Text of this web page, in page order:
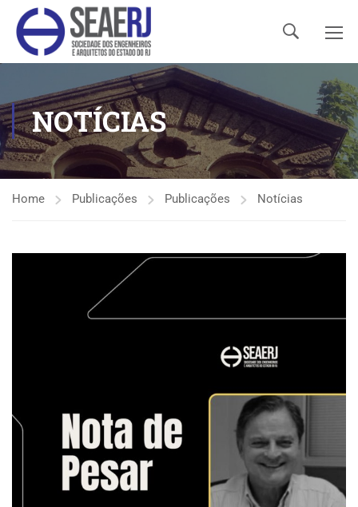
NOTÍCIAS
Home Publicações Publicações Notícias